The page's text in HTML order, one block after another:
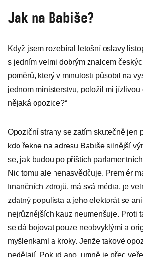
Jak na Babiše?
Když jsem rozebíral letošní oslavy
s jedním velmi dobrým znalcem
poměrů, který v minulosti působil na
jednom ministerstvu, položil mi jízlivou
nějaká opozice?“
Opoziční strany se zatím skutečně jen
kdo řekne na adresu Babiše silnější
se, jak budou po příštích
Nic tomu ale nenasvědčuje. Premiér
finančních zdrojů, má svá média, je
zdatný populista a jeho elektorát se
nejrůznějších kauz neumenšuje. Proti
se dá bojovat pouze neobvyklými a
myšlenkami a kroky. Jenže takové
nedělají. Pokud ano, umně je před